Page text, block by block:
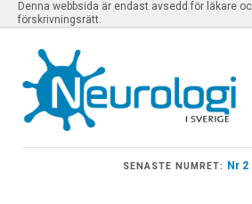
Denna webbsida är endast avsedd för läkare
förskrivningsrätt.
SENASTE NUMRET: Nr 2